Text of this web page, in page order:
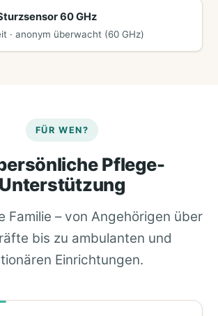
60 GHz
· anonym überwacht (60 GHz)
FÜR WEN?
Pflege-
Unterstützung
Familie – von Angehörigen über
bis zu ambulanten und
Einrichtungen.